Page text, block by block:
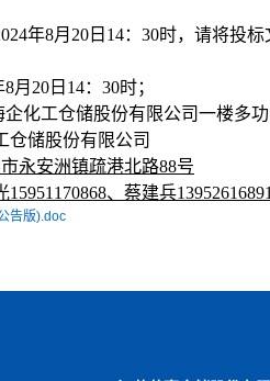
年8月20日14：30时，请将投
月20日14：30时；
企化工仓储股份有限公司一楼多
仓储股份有限公司
安洲镇疏港北路88号
15951170868、 蔡建兵13952616891
告版).doc